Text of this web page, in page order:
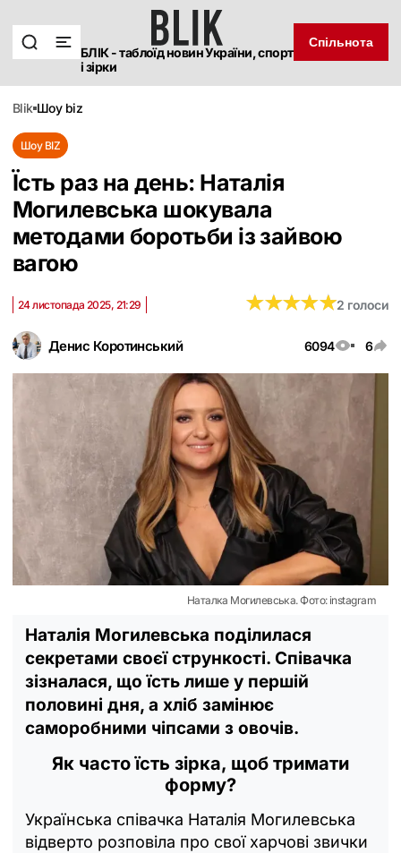
БЛІК - таблоїд новин України, спорт
і зірки
Спільнота
blik шоу biz
Шоу BIZ
Їсть раз на день: Наталія
Могилевська шокувала
методами боротьби із зайвою
вагою
Денис Коротинський 6094 6
24 листопада 2025, 21:29 ★★★★★
★★★★★2 голоси
Наталка Могилевська. Фото: instagram
Наталія Могилевська поділилася
секретами своєї стрункості. Співачка
зізналася, що їсть лише у першій
половині дня, а хліб замінює
саморобними чіпсами з овочів.
Як часто їсть зірка, щоб тримати
форму?
Українська співачка Наталія Могилевська
відверто розповіла про свої харчові звички